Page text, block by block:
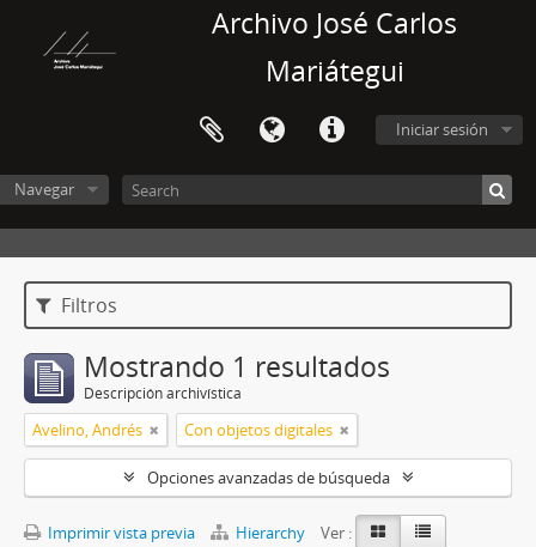
Archivo José Carlos
Mariátegui
Iniciar sesión
Navegar
Filtros
Mostrando 1 resultados
Descripción archivística
Avelino, Andrés Con objetos digitales
Opciones avanzadas de búsqueda
Imprimir vista previa Hierarchy
Ver :